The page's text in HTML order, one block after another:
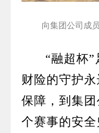
向集团公司成
“融超杯”
财险的守护
保障，到集
个赛事的安